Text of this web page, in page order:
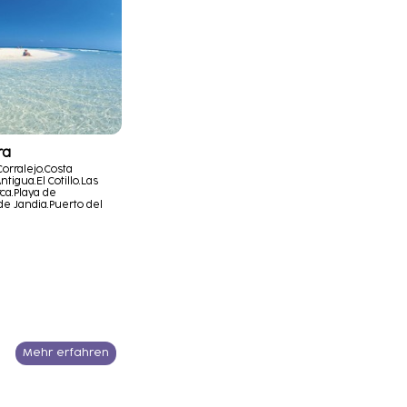
Costa
El Cotillo.
Las
Playa de
Jandia. Puerto del
Mehr erfahren